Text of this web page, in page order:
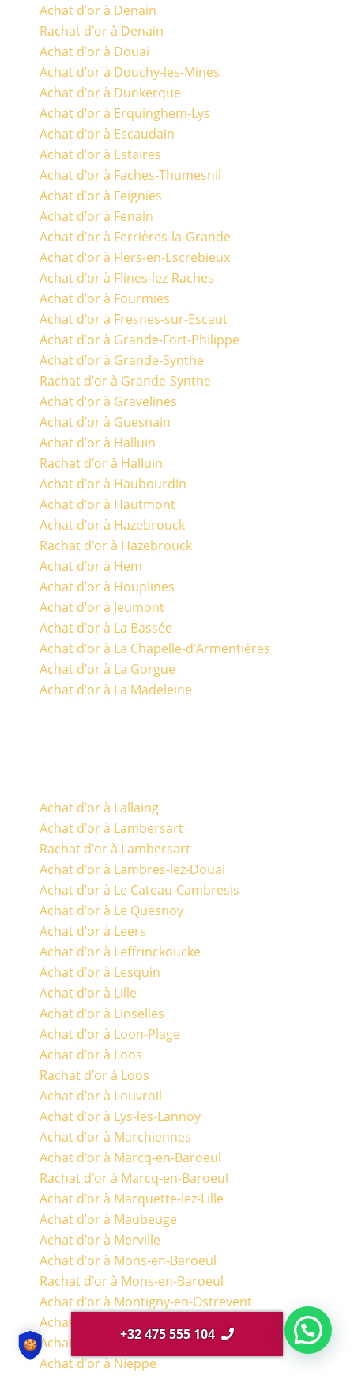
Achat d’or à Denain
Rachat d’or à Denain
Achat d’or à Douai
Achat d’or à Douchy-les-Mines
Achat d’or à Dunkerque
Achat d’or à Erquinghem-Lys
Achat d’or à Escaudain
Achat d’or à Estaires
Achat d’or à Faches-Thumesnil
Achat d’or à Feignies
Achat d’or à Fenain
Achat d’or à Ferrières-la-Grande
Achat d’or à Flers-en-Escrebieux
Achat d’or à Flines-lez-Raches
Achat d’or à Fourmies
Achat d’or à Fresnes-sur-Escaut
Achat d’or à Grande-Fort-Philippe
Achat d’or à Grande-Synthe
Rachat d’or à Grande-Synthe
Achat d’or à Gravelines
Achat d’or à Guesnain
Achat d’or à Halluin
Rachat d’or à Halluin
Achat d’or à Haubourdin
Achat d’or à Hautmont
Achat d’or à Hazebrouck
Rachat d’or à Hazebrouck
Achat d’or à Hem
Achat d’or à Houplines
Achat d’or à Jeumont
Achat d’or à La Bassée
Achat d’or à La Chapelle-d’Armentières
Achat d’or à La Gorgue
Achat d’or à La Madeleine
Achat d’or à Lallaing
Achat d’or à Lambersart
Rachat d’or à Lambersart
Achat d’or à Lambres-lez-Douai
Achat d’or à Le Cateau-Cambresis
Achat d’or à Le Quesnoy
Achat d’or à Leers
Achat d’or à Leffrinckoucke
Achat d’or à Lesquin
Achat d’or à Lille
Achat d’or à Linselles
Achat d’or à Loon-Plage
Achat d’or à Loos
Rachat d’or à Loos
Achat d’or à Louvroil
Achat d’or à Lys-les-Lannoy
Achat d’or à Marchiennes
Achat d’or à Marcq-en-Baroeul
Rachat d’or à Marcq-en-Baroeul
Achat d’or à Marquette-lez-Lille
Achat d’or à Maubeuge
Achat d’or à Merville
Achat d’or à Mons-en-Baroeul
Rachat d’or à Mons-en-Baroeul
Achat d’or à Montigny-en-Ostrevent
Achat d’or à Mouvaux
Achat d’or à Neuville-en-Ferrain
Achat d’or à Nieppe
+32 475 555 104